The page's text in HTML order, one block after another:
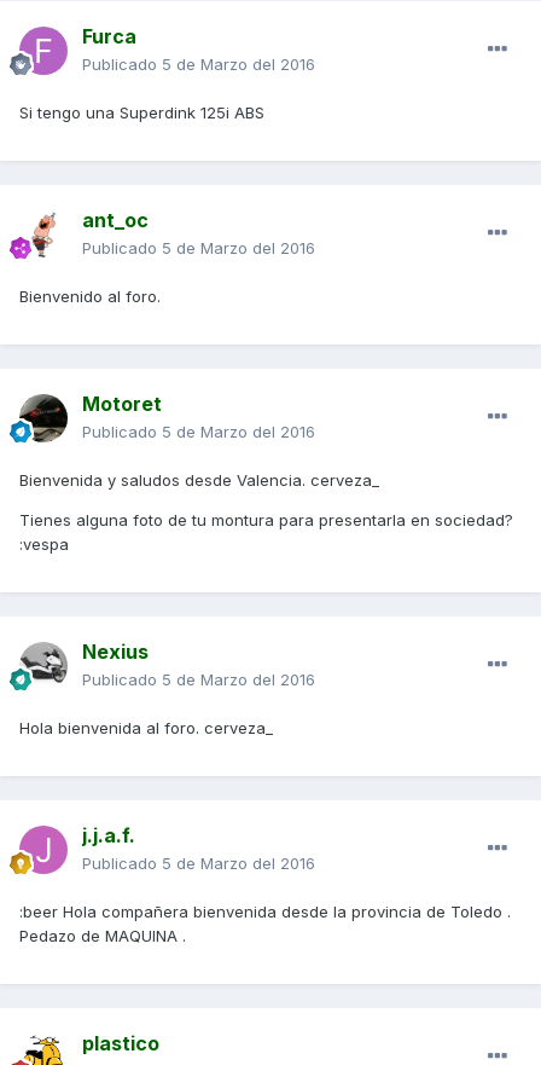
Furca
Publicado 5 de Marzo del 2016
Si tengo una Superdink 125i ABS
ant_oc
Publicado 5 de Marzo del 2016
Bienvenido al foro.
Motoret
Publicado 5 de Marzo del 2016
Bienvenida y saludos desde Valencia. cerveza_
Tienes alguna foto de tu montura para presentarla en sociedad?
:vespa
Nexius
Publicado 5 de Marzo del 2016
Hola bienvenida al foro. cerveza_
j.j.a.f.
Publicado 5 de Marzo del 2016
:beer Hola compañera bienvenida desde la provincia de Toledo .
Pedazo de MAQUINA .
plastico